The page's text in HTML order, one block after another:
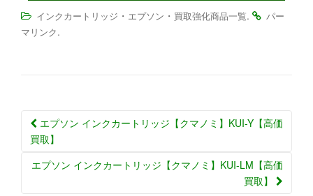
インクカートリッジ ・ エプソン ・ 買取強化商品一覧.
パー
マリンク.
エプソン インクカートリッジ【クマノミ】KUI-Y【高価
買取】
エプソン インクカートリッジ【クマノミ】KUI-LM【高価
買取】